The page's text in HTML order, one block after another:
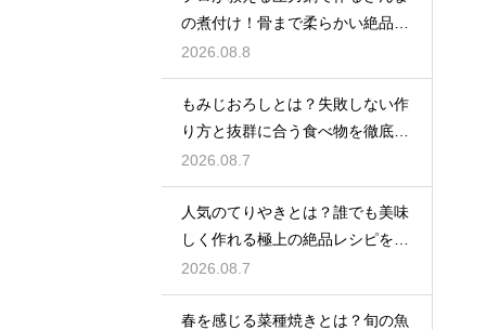
の煮付け！骨まで柔らかい絶品の
仕上がり
2026.08.8
もみじおろしとは？失敗しない作
り方と抜群に合う食べ物を徹底紹
介
2026.08.7
人気のてりやきとは？誰でも美味
しく作れる極上の絶品レシピを紹
介
2026.08.7
春を感じる菜種焼きとは？旬の魚